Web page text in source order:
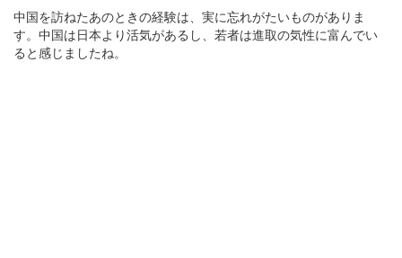
中国を訪ねたあのときの経験は、実に忘れがたいものがありま
す。中国は日本より活気があるし、若者は進取の気性に富んでい
ると感じましたね。